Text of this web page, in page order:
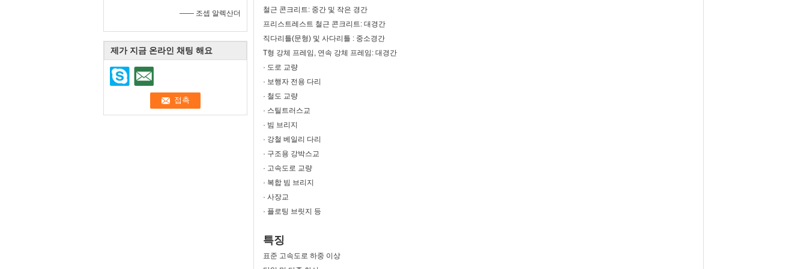
—— 조셉 알렉산더
제가 지금 온라인 채팅 해요
철근 콘크리트: 중간 및 작은 경간
프리스트레스트 철근 콘크리트: 대경간
직다리틀(문형) 및 사다리틀 : 중소경간
T형 강체 프레임, 연속 강체 프레임: 대경간
· 도로 교량
· 보행자 전용 다리
· 철도 교량
· 스틸트러스교
· 빔 브리지
· 강철 베일리 다리
· 구조용 강박스교
· 고속도로 교량
· 복합 빔 브리지
· 사장교
· 플로팅 브릿지 등
특징
표준 고속도로 하중 이상